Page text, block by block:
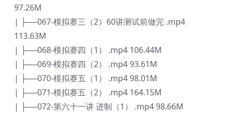
97.26M
| ├──067-模拟赛三（2）60讲测试前做完 .mp4
113.63M
| ├──068-模拟赛四（1） .mp4 106.44M
| ├──069-模拟赛四（2） .mp4 93.61M
| ├──070-模拟赛五（1） .mp4 98.01M
| ├──071-模拟赛五（2） .mp4 164.15M
| ├──072-第六十一讲 进制（1） .mp4 98.66M